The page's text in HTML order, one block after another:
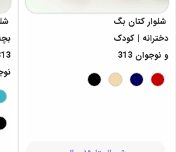
شلوار کتان بگ
دخترانه | کودک
و نوجوان 313